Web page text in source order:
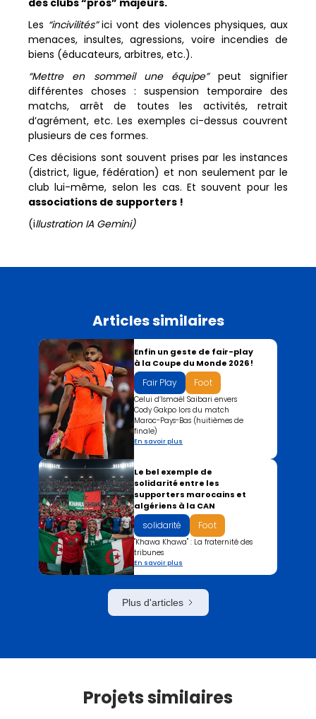
des clubs “pros” majeurs.
Les “incivilités”ici vont des violences physiques, aux
menaces, insultes, agressions, voire incendies de
biens (éducateurs, arbitres, etc.).
“Mettre en sommeil une équipe”peut signifier
différentes choses : suspension temporaire des
matchs, arrêt de toutes les activités, retrait
d’agrément, etc. Les exemples ci-dessus couvrent
plusieurs de ces formes.
Ces décisions sont souvent prises par les instances
(district, ligue, fédération) et non seulement par le
club lui-même, selon les cas. Et souvent pour les
associations de supporters !
(illustration IA Gemini)
Articles similaires
Enfin un geste de fair-play
à la Coupe du Monde 2026 !
Fair Play Foot
Celui d’Ismaël Saibari envers
Cody Gakpo lors du match
Maroc-Pays-Bas (huitièmes de
finale)
En savoir plus
Le bel exemple de
solidarité entre les
supporters marocains et
algériens à la CAN
solidarité Foot
"Khawa Khawa" : La fraternité des
tribunes
En savoir plus
Plus d'articles
Projets similaires